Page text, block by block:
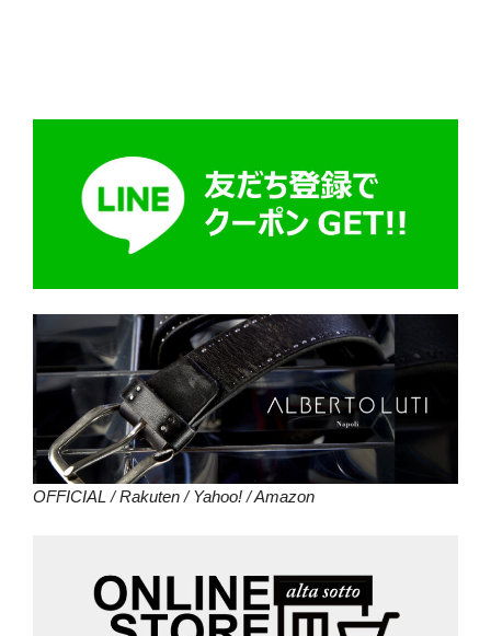
OFFICIAL /Rakuten/Yahoo!/Amazon